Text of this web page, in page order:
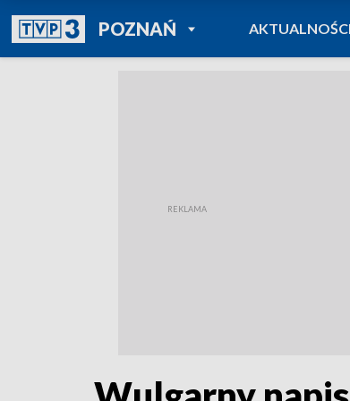
POZNAŃPOWRÓT DO
TVP REGIONY
AKTUALNOŚCI